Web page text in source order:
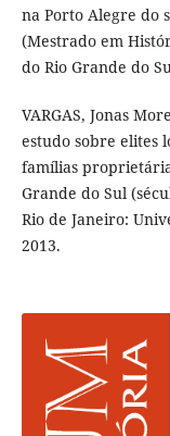
na Porto Alegre do
(Mestrado em
do Rio Grande do
VARGAS, Jonas
estudo sobre elites
famílias
Grande do Sul
Rio de Janeiro:
2013.